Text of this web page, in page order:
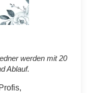
werden mit 20
Ablauf.